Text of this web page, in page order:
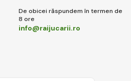
De obicei răspundem în termen de
8 ore
info@raijucarii.ro